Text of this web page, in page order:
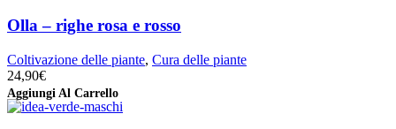
Olla – righe rosa e rosso
Coltivazione delle piante, Cura delle piante
24,90€
Aggiungi Al Carrello